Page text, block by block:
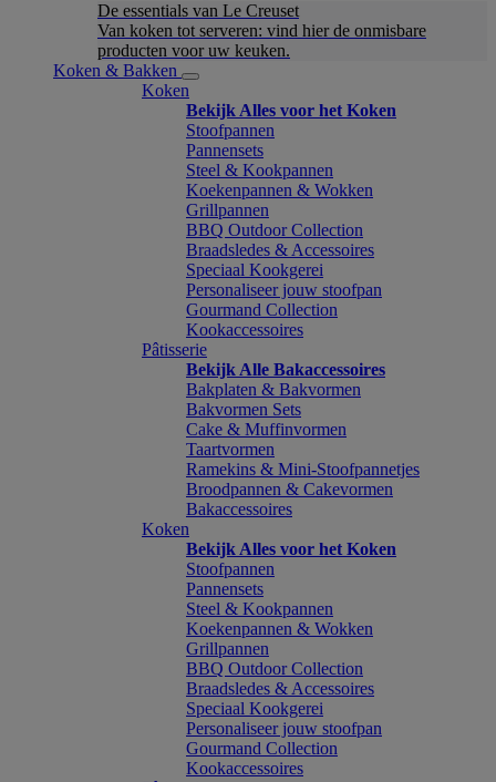
De essentials van Le Creuset
Van koken tot serveren: vind hier de onmisbare
producten voor uw keuken.
Koken & Bakken
Koken
Bekijk Alles voor het Koken
Stoofpannen
Pannensets
Steel & Kookpannen
Koekenpannen & Wokken
Grillpannen
BBQ Outdoor Collection
Braadsledes & Accessoires
Speciaal Kookgerei
Personaliseer jouw stoofpan
Gourmand Collection
Kookaccessoires
Pâtisserie
Bekijk Alle Bakaccessoires
Bakplaten & Bakvormen
Bakvormen Sets
Cake & Muffinvormen
Taartvormen
Ramekins & Mini-Stoofpannetjes
Broodpannen & Cakevormen
Bakaccessoires
Koken
Bekijk Alles voor het Koken
Stoofpannen
Pannensets
Steel & Kookpannen
Koekenpannen & Wokken
Grillpannen
BBQ Outdoor Collection
Braadsledes & Accessoires
Speciaal Kookgerei
Personaliseer jouw stoofpan
Gourmand Collection
Kookaccessoires